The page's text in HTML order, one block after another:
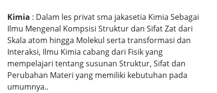
Kimia : Dalam les privat sma jakasetia Kimia Sebagai
Ilmu Mengenal Kompsisi Struktur dan Sifat Zat dari
Skala atom hingga Molekul serta transformasi dan
Interaksi, Ilmu Kimia cabang dari Fisik yang
mempelajari tentang susunan Struktur, Sifat dan
Perubahan Materi yang memiliki kebutuhan pada
umumnya..